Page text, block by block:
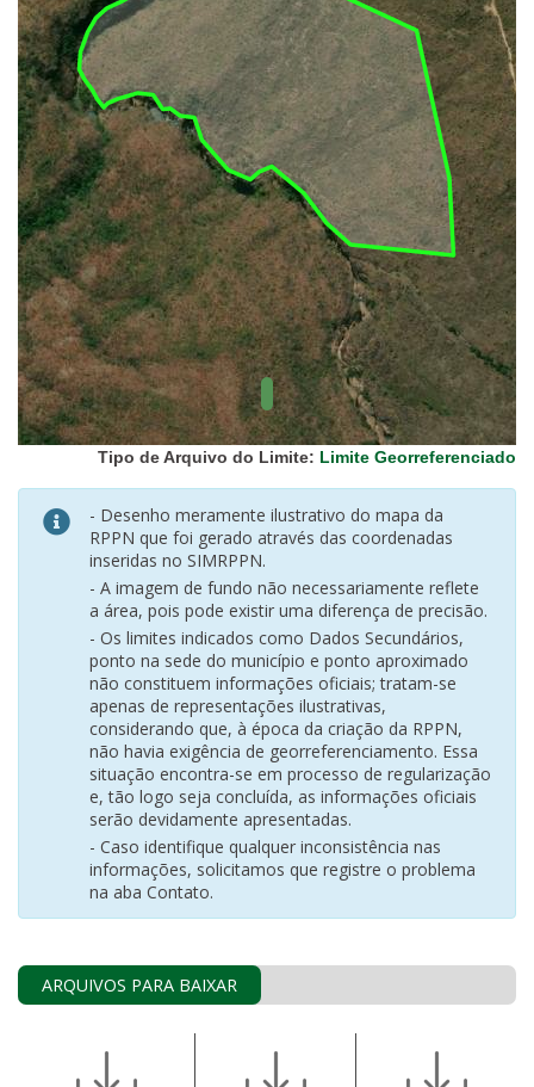
UC Estaduais
UC
Municipais
Hidrografia
1:1.000.000
(ANA)
Biomas
(IBGE)
Vegetação
(IBGE)
Rodovias
(IBGE)
Relevo
(IBGE)
Tipo de Arquivo do Limite: Limite Georreferenciado
- Desenho meramente ilustrativo do mapa da
RPPN que foi gerado através das coordenadas
inseridas no SIMRPPN.
- A imagem de fundo não necessariamente reflete
a área, pois pode existir uma diferença de precisão.
- Os limites indicados como Dados Secundários,
ponto na sede do município e ponto aproximado
não constituem informações oficiais; tratam-se
apenas de representações ilustrativas,
considerando que, à época da criação da RPPN,
não havia exigência de georreferenciamento. Essa
situação encontra-se em processo de regularização
e, tão logo seja concluída, as informações oficiais
serão devidamente apresentadas.
- Caso identifique qualquer inconsistência nas
informações, solicitamos que registre o problema
na aba Contato.
ARQUIVOS PARA BAIXAR